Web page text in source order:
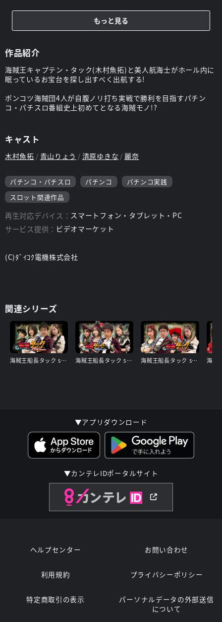
もっと見る
作品紹介
海賊王キャプテン・タック(木村魚拓)と美人航海士がホール内に
眠っているお宝台を探し出すべく出航する!
ポンコツ海賊団4人が自腹ノリ打ち実戦で勝利を目指すパチン
コ・パチスロ番組史上初めてとなる海賊モノ!?
キャスト
木村魚拓 青山りょう 清原ゆきな 麗奈
パチンコ・パチスロ パチンコ
パチンコ実践
スロット関連作品
再生対応デバイス： スマートフォン・タブレット・PC
サービス提供： ビデオマーケット
(C)ﾀﾞｲｺｸ電機株式会社
関連シリーズ
海賊王船長タック season.13 海賊王船長タック season.12 海賊王船長タック season.11
▼アプリダウンロード
▼カンテレIDポータルサイト
ヘルプセンター お問い合わせ
利用規約 プライバシーポリシー
特定商取引の表示
パーソナルデータの外部送信
について